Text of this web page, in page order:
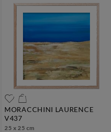
MORACCHINI LAURENCE
v437
25 x 25 cm